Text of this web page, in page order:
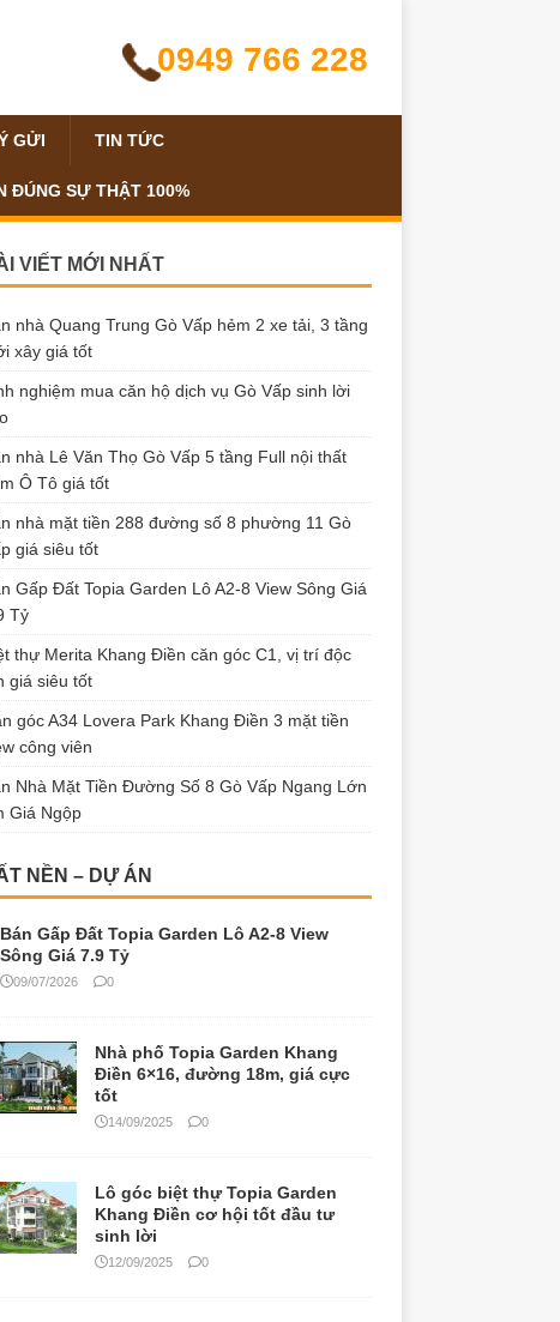
0949 766 228
GỬI TIN TỨC
ĐÚNG SỰ THẬT 100%
VIẾT MỚI NHẤT
nhà Quang Trung Gò Vấp hẻm 2 xe tải, 3 tầng
xây giá tốt
nghiệm mua căn hộ dịch vụ Gò Vấp sinh lời
nhà Lê Văn Thọ Gò Vấp 5 tầng Full nội thất
Ô Tô giá tốt
nhà mặt tiền 288 đường số 8 phường 11 Gò
giá siêu tốt
Gấp Đất Topia Garden Lô A2-8 View Sông Giá
Tỷ
thự Merita Khang Điền căn góc C1, vị trí độc
giá siêu tốt
góc A34 Lovera Park Khang Điền 3 mặt tiền
công viên
Nhà Mặt Tiền Đường Số 8 Gò Vấp Ngang Lớn
Giá Ngộp
NỀN – DỰ ÁN
Bán Gấp Đất Topia Garden Lô A2-8 View
Sông Giá 7.9 Tỷ
09/07/2026 0
Nhà phố Topia Garden Khang
Điền 6×16, đường 18m, giá cực
tốt
14/09/2025 0
Lô góc biệt thự Topia Garden
Khang Điền cơ hội tốt đầu tư
sinh lời
12/09/2025 0